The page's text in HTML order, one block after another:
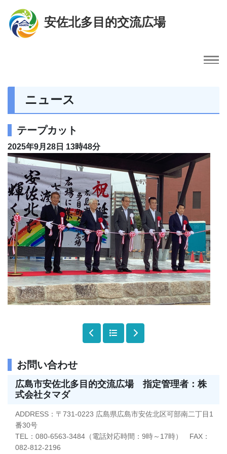
安佐北多目的交流広場
ニュース
テープカット
2025年9月28日 13時48分
お問い合わせ
広島市安佐北多目的交流広場 指定管理者：株
式会社タマダ
ADDRESS：〒731-0223 広島県広島市安佐北区可部南二丁目1
番30号
TEL：080-6563-3484（電話対応時間：9時～17時） FAX：
082-812-2196